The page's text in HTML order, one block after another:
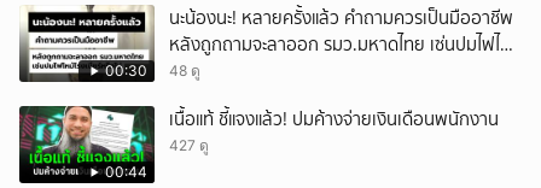
00:30
นะน้องนะ! หลายครั้งแล้ว คำถามควรเป็นมืออาชีพ
หลังถูกถามจะลาออก รมว.มหาดไทย เซ่นปมไฟไหม้
โรงเบียร์หรือไม่
48 ดู
00:44
เนื้อแท้ ชี้แจงแล้ว! ปมค้างจ่ายเงินเดือนพนักงาน
427 ดู